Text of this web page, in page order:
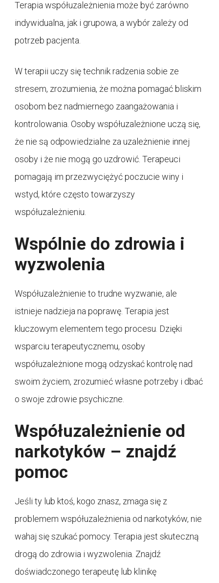
Terapia współuzależnienia może być zarówno
indywidualna, jak i grupowa, a wybór zależy od
potrzeb pacjenta.
W terapii uczy się technik radzenia sobie ze
stresem, zrozumienia, że można pomagać bliskim
osobom bez nadmiernego zaangażowania i
kontrolowania. Osoby współuzależnione uczą się,
że nie są odpowiedzialne za uzależnienie innej
osoby i że nie mogą go uzdrowić. Terapeuci
pomagają im przezwyciężyć poczucie winy i
wstyd, które często towarzyszy
współuzależnieniu.
Wspólnie do zdrowia i
wyzwolenia
Współuzależnienie to trudne wyzwanie, ale
istnieje nadzieja na poprawę. Terapia jest
kluczowym elementem tego procesu. Dzięki
wsparciu terapeutycznemu, osoby
współuzależnione mogą odzyskać kontrolę nad
swoim życiem, zrozumieć własne potrzeby i dbać
o swoje zdrowie psychiczne.
Współuzależnienie od
narkotyków – znajdź
pomoc
Jeśli ty lub ktoś, kogo znasz, zmaga się z
problemem współuzależnienia od narkotyków, nie
wahaj się szukać pomocy. Terapia jest skuteczną
drogą do zdrowia i wyzwolenia. Znajdź
doświadczonego terapeutę lub klinikę